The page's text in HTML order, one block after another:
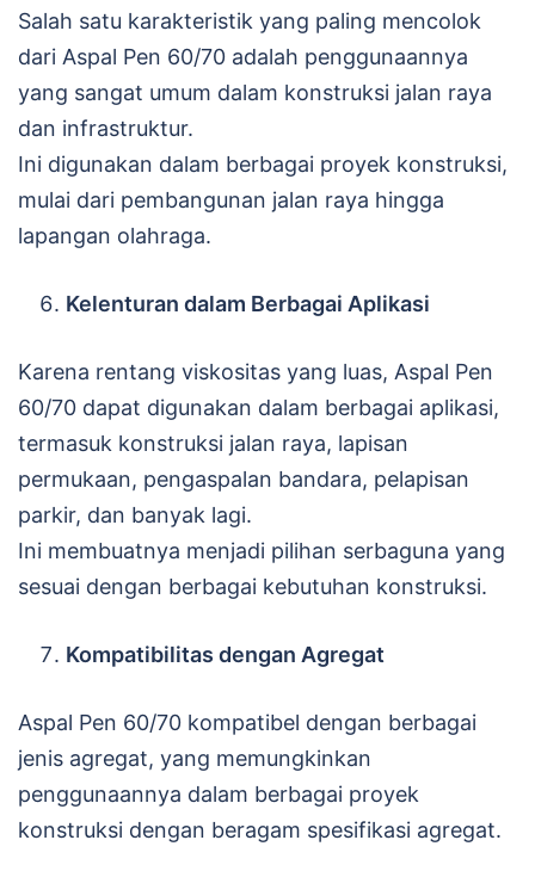
Salah satu karakteristik yang paling mencolok
dari Aspal Pen 60/70 adalah penggunaannya
yang sangat umum dalam konstruksi jalan raya
dan infrastruktur.
Ini digunakan dalam berbagai proyek konstruksi,
mulai dari pembangunan jalan raya hingga
lapangan olahraga.
Kelenturan dalam Berbagai Aplikasi
Karena rentang viskositas yang luas, Aspal Pen
60/70 dapat digunakan dalam berbagai aplikasi,
termasuk konstruksi jalan raya, lapisan
permukaan, pengaspalan bandara, pelapisan
parkir, dan banyak lagi.
Ini membuatnya menjadi pilihan serbaguna yang
sesuai dengan berbagai kebutuhan konstruksi.
Kompatibilitas dengan Agregat
Aspal Pen 60/70 kompatibel dengan berbagai
jenis agregat, yang memungkinkan
penggunaannya dalam berbagai proyek
konstruksi dengan beragam spesifikasi agregat.